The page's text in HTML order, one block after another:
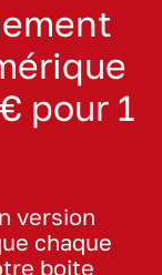
pour 1
version
chaque
boite